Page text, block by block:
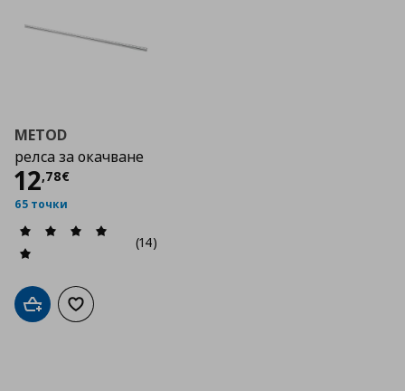
METOD
релса за окачване
12,78€
Цена
65 точки
(14)
Добави в кошницата
Добави към списъка с любими